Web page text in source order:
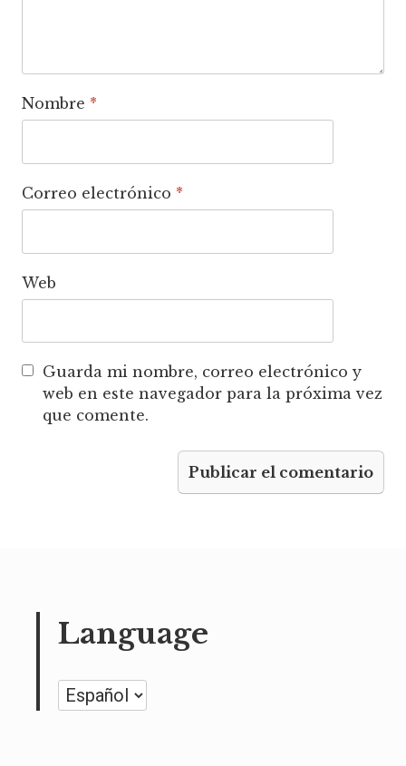
Nombre *
Correo electrónico *
Web
Guarda mi nombre, correo electrónico y
web en este navegador para la próxima vez
que comente.
Language
Language